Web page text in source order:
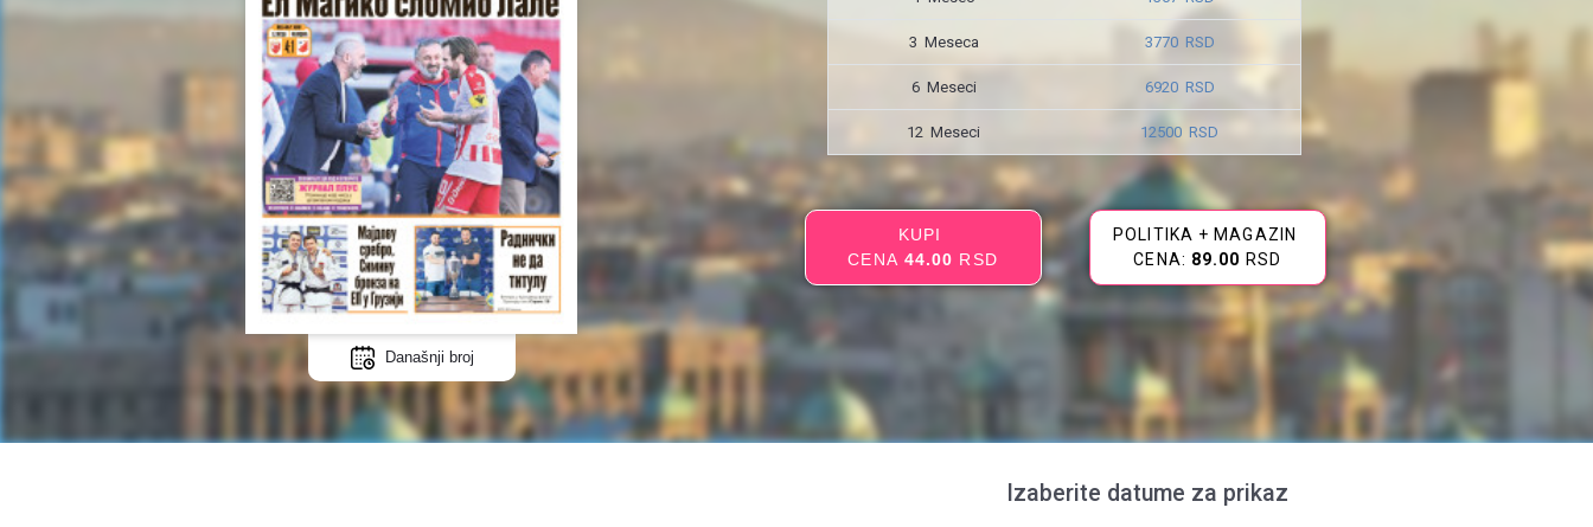
Današnji broj
3 Meseca 3770 RSD
6 Meseci 6920 RSD
12 Meseci 12500 RSD
KUPI
CENA 44.00 RSD
POLITIKA + MAGAZIN
CENA: 89.00 RSD
Izaberite datume za prikaz